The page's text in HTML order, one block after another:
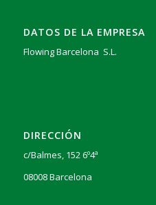
DATOS DE LA EMPRESA
Flowing Barcelona S.L.
DIRECCIÓN
c/Balmes, 152 6º4ª
08008 Barcelona